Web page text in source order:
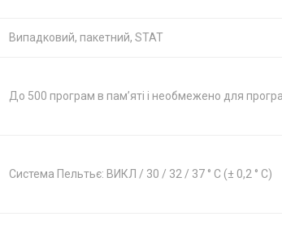
Випадковий, пакетний, STAT
До 500 програм в пам’яті і необмежено для
Система Пельтьє: ВИКЛ / 30 / 32 / 37 ° C (± 0,2 ° C)